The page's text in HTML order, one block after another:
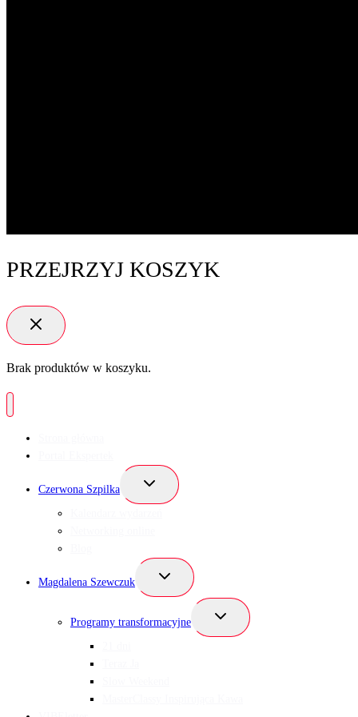
PRZEJRZYJ KOSZYK
Brak produktów w koszyku.
Czerwona Szpilka
Przełącz
podrzędne
Magdalena Szewczuk
Przełącz
podrzędne
Programy transformacyjne
Przełącz
podrzędne